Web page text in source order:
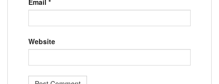
Email *
Website